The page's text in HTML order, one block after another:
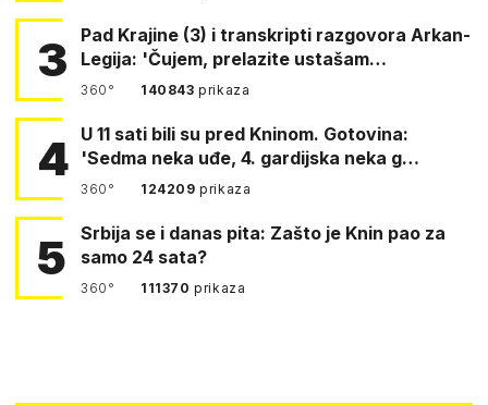
3
Pad Krajine (3) i transkripti razgovora Arkan-
Legija: 'Čujem, prelazite ustašam…
360° 140843prikaza
4 U 11 sati bili su pred Kninom. Gotovina:
'Sedma neka uđe, 4. gardijska neka g…
360° 124209prikaza
5
Srbija se i danas pita: Zašto je Knin pao za
samo 24 sata?
360° 111370prikaza